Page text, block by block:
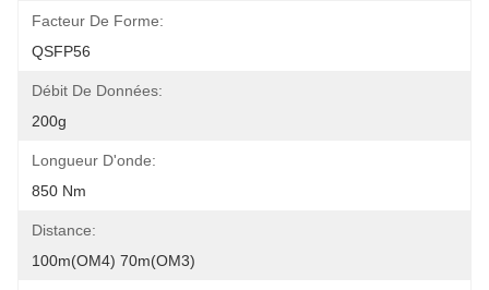
Facteur De Forme:
QSFP56
Débit De Données:
200g
Longueur D'onde:
850 Nm
Distance:
100m(OM4) 70m(OM3)